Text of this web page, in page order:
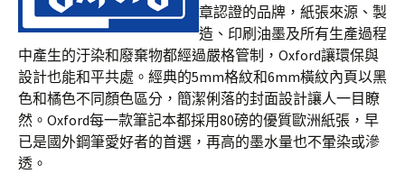
章認證的品牌，紙張來源、製
造、印刷油墨及所有生產過程
中產生的汙染和廢棄物都經過嚴格管制，Oxford讓環保與
設計也能和平共處。經典的5mm格紋和6mm橫紋內頁以黑
色和橘色不同顏色區分，簡潔俐落的封面設計讓人一目瞭
然。Oxford每一款筆記本都採用80磅的優質歐洲紙張，早
已是國外鋼筆愛好者的首選，再高的墨水量也不暈染或滲
透。